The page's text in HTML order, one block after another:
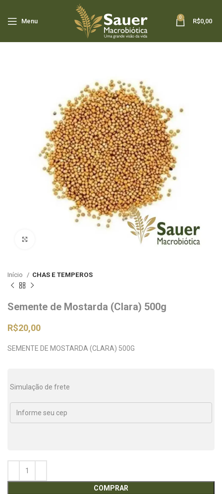
Menu
0
R$0,00
Início CHAS E TEMPEROS
Semente de Mostarda (Clara) 500g
R$20,00
SEMENTE DE MOSTARDA (CLARA) 500G
Simulação de frete
COMPRAR